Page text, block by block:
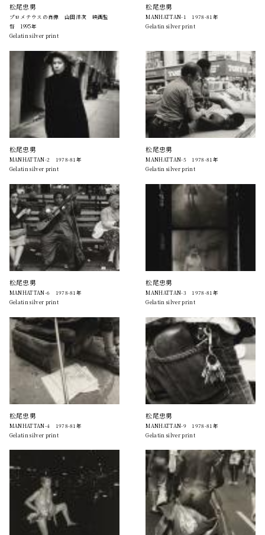
松尾忠男
プロメテウスの肖像 山田洋次 映画監
督 1995年
Gelatin silver print
松尾忠男
MANHATTAN-1 1978-81年
Gelatin silver print
松尾忠男
MANHATTAN-2 1978-81年
Gelatin silver print
松尾忠男
MANHATTAN-5 1978-81年
Gelatin silver print
松尾忠男
MANHATTAN-6 1978-81年
Gelatin silver print
松尾忠男
MANHATTAN-3 1978-81年
Gelatin silver print
松尾忠男
MANHATTAN-4 1978-81年
Gelatin silver print
松尾忠男
MANHATTAN-9 1978-81年
Gelatin silver print